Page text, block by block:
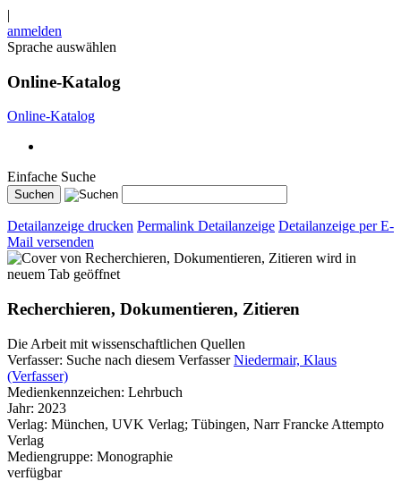
|
anmelden
Sprache auswählen
Online-Katalog
Online-Katalog
Einfache Suche
Detailanzeige drucken Permalink Detailanzeige Detailanzeige per E-
Mail versenden
wird in
neuem Tab geöffnet
Recherchieren, Dokumentieren, Zitieren
Die Arbeit mit wissenschaftlichen Quellen
Verfasser: Suche nach diesem Verfasser Niedermair, Klaus
(Verfasser)
Medienkennzeichen: Lehrbuch
Jahr: 2023
Verlag: München, UVK Verlag; Tübingen, Narr Francke Attempto
Verlag
Mediengruppe: Monographie
verfügbar